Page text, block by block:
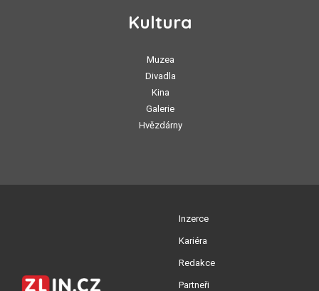
Kultura
Muzea
Divadla
Kina
Galerie
Hvězdárny
Inzerce
Kariéra
Redakce
Partneři